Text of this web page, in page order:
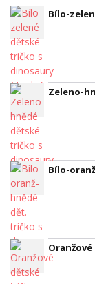
Bílo-
Zeleno-
Bílo-